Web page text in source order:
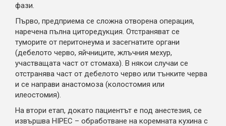
фази.
Първо, предприема се сложна отворена операция,
наречена пълна циторедукция. Отстраняват се
туморите от перитонеума и засегнатите органи
(дебелото черво, яйчниците, жлъчния мехур,
участващата част от стомаха). В някои случаи се
отстранява част от дебелото черво или тънките черва
и се направи анастомоза (колостомия или
илеостомия).
На втори етап, докато пациентът е под анестезия, се
извършва HIPEC – обработване на коремната кухина с